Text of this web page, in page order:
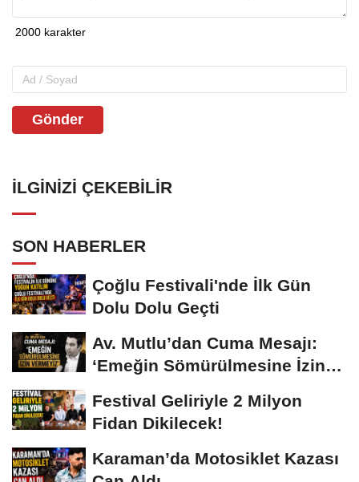
Gönder
İLGINIZI ÇEKEBILIR
SON HABERLER
Çoğlu Festivali'nde İlk Gün
Dolu Dolu Geçti
Av. Mutlu’dan Cuma Mesajı:
‘Emeğin Sömürülmesine İzin
Festival Geliriyle 2 Milyon
Fidan Dikilecek!
Karaman’da Motosiklet Kazası